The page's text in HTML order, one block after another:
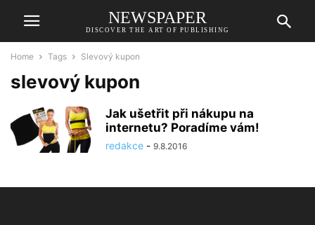
NEWSPAPER
DISCOVER THE ART OF PUBLISHING
Home Tags Slevový kupon
slevový kupon
Jak ušetřit při nákupu na
internetu? Poradíme vám!
redakce - 9.8.2016